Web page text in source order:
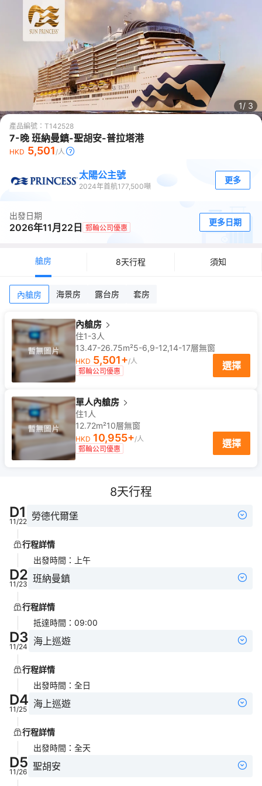
1/ 3
產品編號： T142528
7-晚 班納曼鎮-聖胡安-普拉塔港
HKD 5,501/人
太陽公主號
2024年首航177,500噸
更多
出發日期
2026年11月22日 郵輪公司優惠
更多日期
艙房 8天行程 須知
內艙房 海景房 露台房 套房
內艙房
住1-3人
13.47-26.75m²5-6,9-12,14-17層無窗
HKD 5,501+/人
郵輪公司優惠
選擇
單人內艙房
住1人
12.72m²10層無窗
HKD 10,955+/人
郵輪公司優惠
選擇
8天行程
D1
11/22 勞德代爾堡
行程詳情
出發時間 ： 上午
D2
11/23 班納曼鎮
行程詳情
抵達時間 ： 09:00
D3
11/24 海上巡遊
行程詳情
出發時間 ： 全日
D4
11/25 海上巡遊
行程詳情
出發時間 ： 全天
D5
11/26 聖胡安